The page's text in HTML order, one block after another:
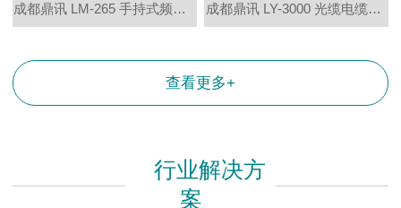
成都鼎讯 LM-265 手持式频谱分析仪 9KHz-26.5GHz 成都鼎讯 LY-3000 光缆电缆路由探测仪 地下金属管线探测仪
查看更多+
行业解决方
案